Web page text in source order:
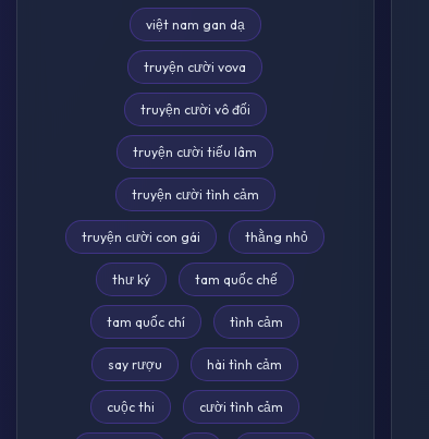
việt nam gan dạ
truyện cười vova
truyện cười vô đối
truyện cười tiếu lâm
truyện cười tình cảm
truyện cười con gái thằng nhỏ
thư ký tam quốc chế
tam quốc chí tình cảm
say rượu hài tình cảm
cuộc thi cười tình cảm